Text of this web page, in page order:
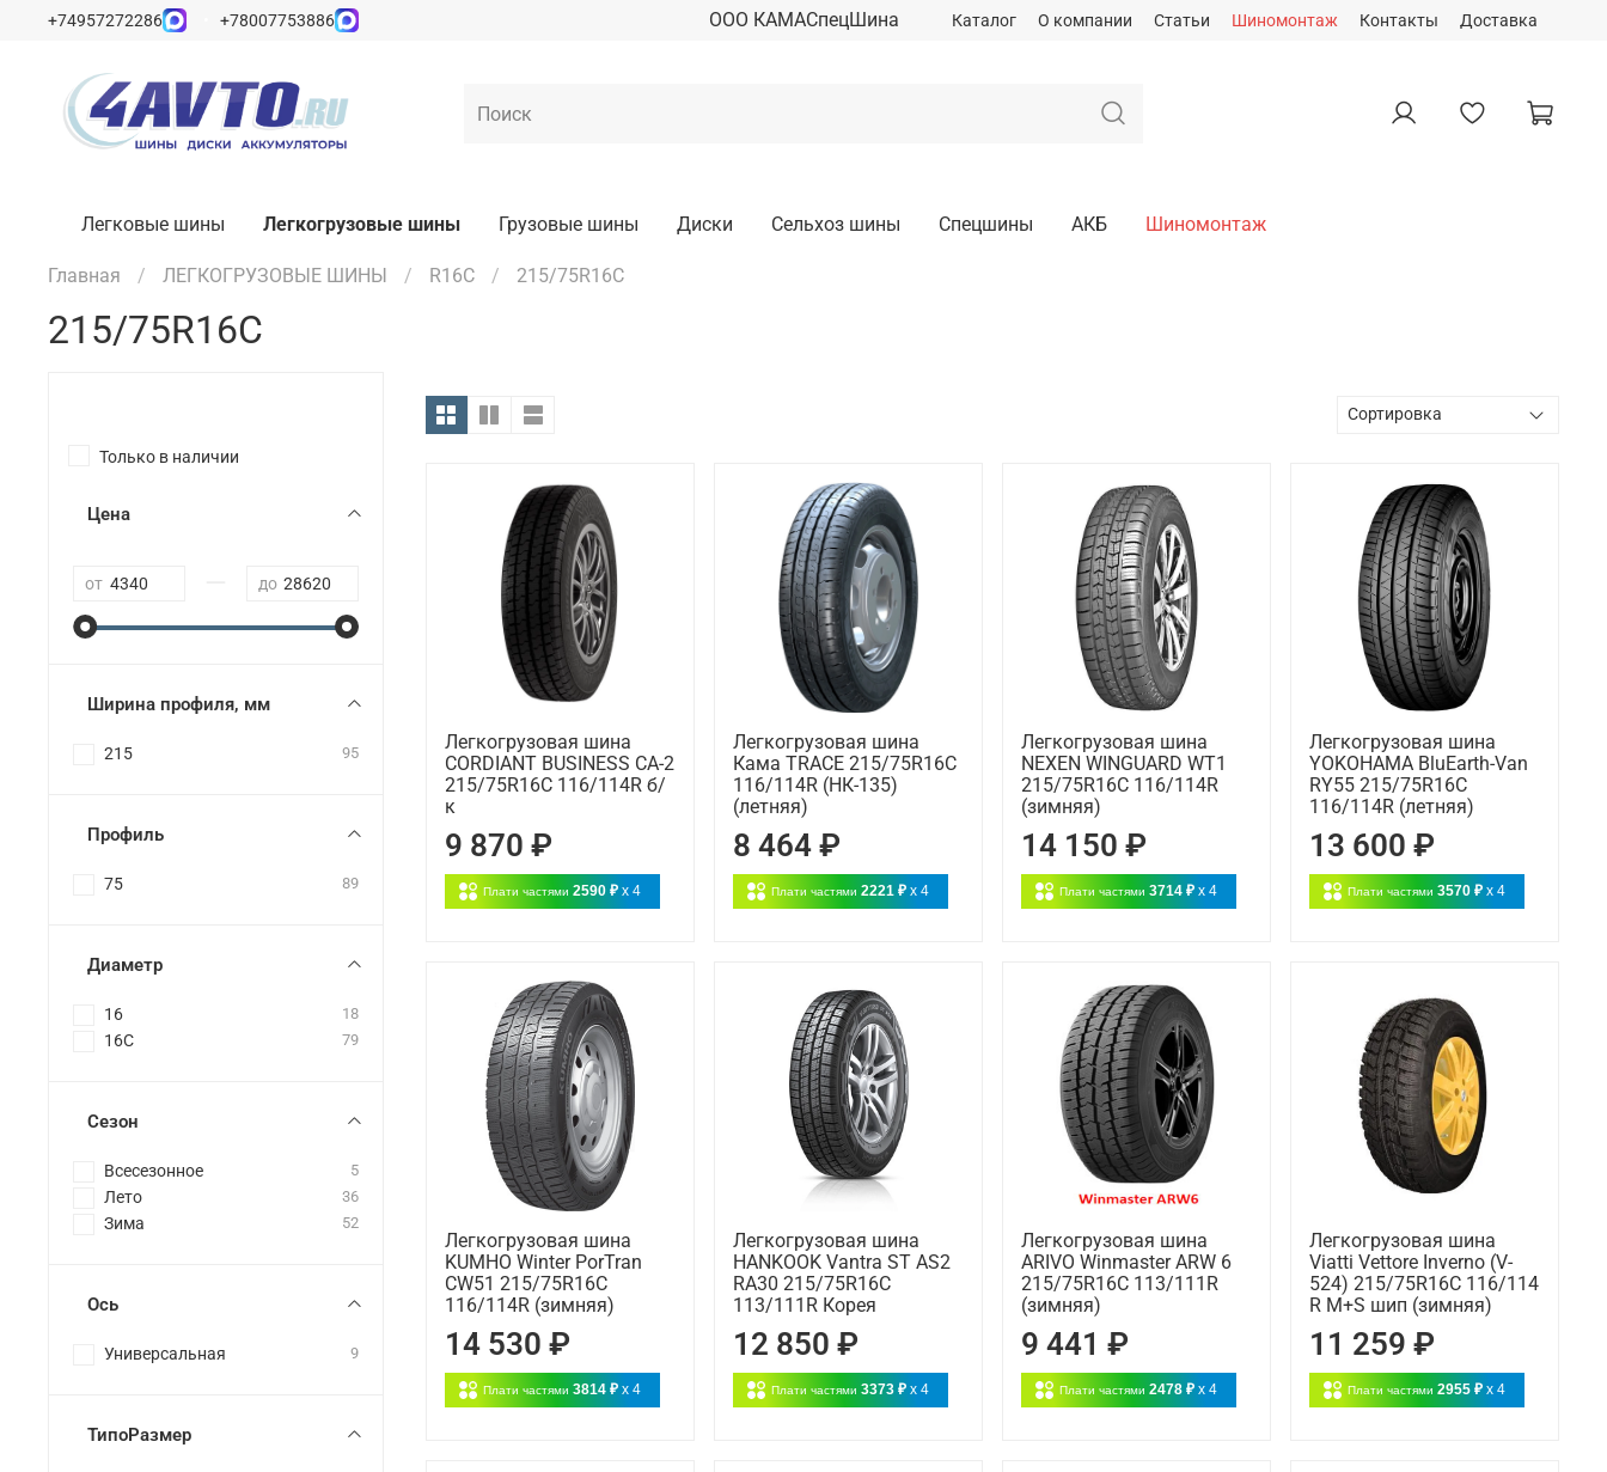
Каталог О компании Статьи Шиномонтаж Контакты Доставка
+74957272286 +78007753886 ООО КАМАСпецШина
Легковые шины Легкогрузовые шины Грузовые шины Диски Сельхоз шины Спецшины АКБ Шиномонтаж
Главная ЛЕГКОГРУЗОВЫЕ ШИНЫ R16C 215/75R16C
215/75R16C
Легкогрузовая шина
CORDIANT BUSINESS CA-2
215/75R16C 116/114R б/
к
9 870 ₽
Плати частями 2590 ₽ x 4
Легкогрузовая шина
Кама TRACE 215/75R16C
116/114R (НК-135)
(летняя)
8 464 ₽
Плати частями 2221 ₽ x 4
Легкогрузовая шина
NEXEN WINGUARD WT1
215/75R16C 116/114R
(зимняя)
14 150 ₽
Плати частями 3714 ₽ x 4
Легкогрузовая шина
YOKOHAMA BluEarth-Van
RY55 215/75R16C
116/114R (летняя)
13 600 ₽
Плати частями 3570 ₽ x 4
Легкогрузовая шина
KUMHO Winter PorTran
CW51 215/75R16C
116/114R (зимняя)
14 530 ₽
Плати частями 3814 ₽ x 4
Легкогрузовая шина
HANKOOK Vantra ST AS2
RA30 215/75R16C
113/111R Корея
12 850 ₽
Плати частями 3373 ₽ x 4
Легкогрузовая шина
ARIVO Winmaster ARW 6
215/75R16C 113/111R
(зимняя)
9 441 ₽
Плати частями 2478 ₽ x 4
Легкогрузовая шина
Viatti Vettore Inverno (V-
524) 215/75R16C 116/114
R M+S шип (зимняя)
11 259 ₽
Плати частями 2955 ₽ x 4
Только в наличии
Цена
от до
Ширина профиля, мм
215 95
Профиль
75 89
Диаметр
16 18
16C 79
Сезон
Всесезонное 5
Лето 36
Зима 52
Ось
Универсальная 9
ТипоРазмер